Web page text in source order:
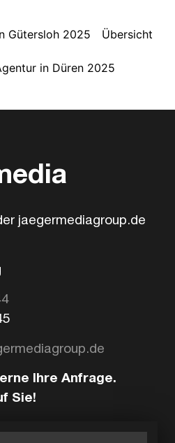
Gütersloh 2025 Übersicht
in Düren 2025
jaegermediagroup.de
Ihre Anfrage.
Sie!